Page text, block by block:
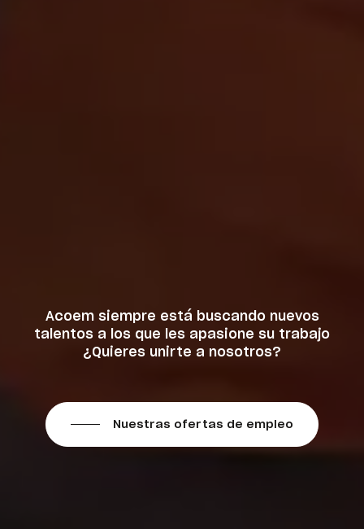
Acoem siempre está buscando nuevos
talentos a los que les apasione su trabajo
¿Quieres unirte a nosotros?
Nuestras ofertas de empleo